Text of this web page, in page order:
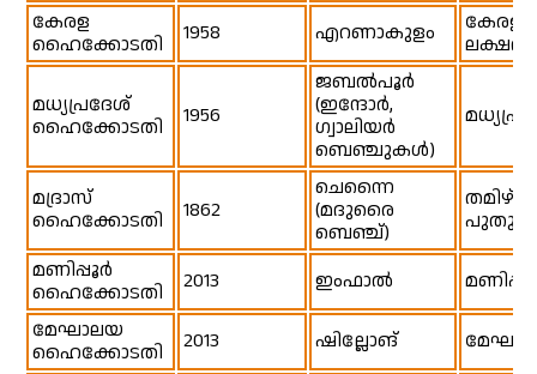
കേരള
ഹൈക്കോടതി
1958 എറണാകുളം
കേരളം,
മധ്യപ്രദേശ്
ഹൈക്കോടതി
1956
ജബൽപൂർ
(ഇന്ദോർ,
ഗ്വാലിയർ
ബെഞ്ചുകൾ)
മദ്രാസ്
ഹൈക്കോടതി
1862
ചെന്നൈ
(മദുരൈ
ബെഞ്ച്)
മണിപ്പൂർ
ഹൈക്കോടതി
2013 ഇംഫാൽ
മേഘാലയ
ഹൈക്കോടതി
2013 ഷില്ലോങ്